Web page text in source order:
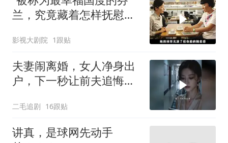
兰，究竟藏着怎样抚慰人
影视大剧院 1跟贴
夫妻闹离婚，女人净身出
户，下一秒让前夫追悔莫
二毛追剧 16跟贴
讲真，是球网先动手